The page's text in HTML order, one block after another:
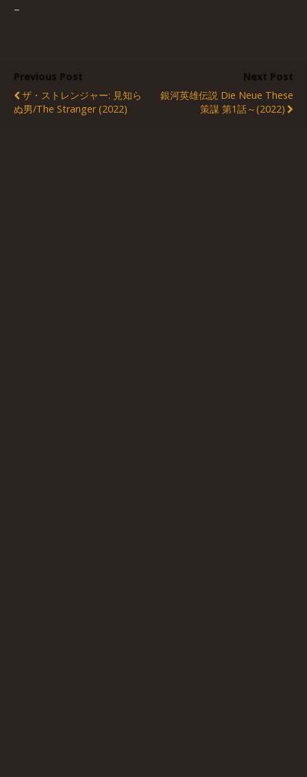
–
Previous Post
ザ・ストレンジャー: 見知ら
ぬ男/The Stranger (2022)
Next Post
銀河英雄伝説 Die Neue These
策謀 第1話～(2022)